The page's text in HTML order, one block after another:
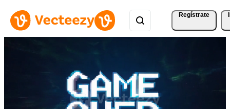
Regístrate